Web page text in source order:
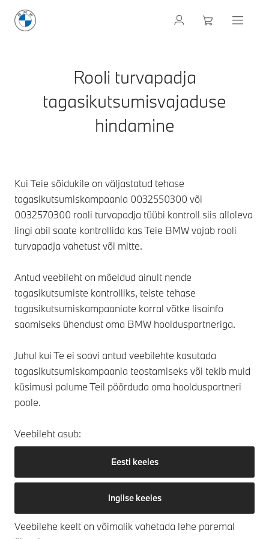
Rooli turvapadja
tagasikutsumisvajaduse
hindamine
Kui Teie sõidukile on väljastatud tehase
tagasikutsumiskampaania 0032550300 või
0032570300 rooli turvapadja tüübi kontroll siis alloleva
lingi abil saate kontrollida kas Teie BMW vajab rooli
turvapadja vahetust või mitte.
Antud veebileht on mõeldud ainult nende
tagasikutsumiste kontrolliks, teiste tehase
tagasikutsumiskampaaniate korral võtke lisainfo
saamiseks ühendust oma BMW hoolduspartneriga.
Juhul kui Te ei soovi antud veebilehte kasutada
tagasikutsumiskampaania teostamiseks või tekib muid
küsimusi palume Teil pöörduda oma hoolduspartneri
poole.
Veebileht asub:
Eesti keeles
Inglise keeles
Veebilehe keelt on võimalik vahetada lehe paremal